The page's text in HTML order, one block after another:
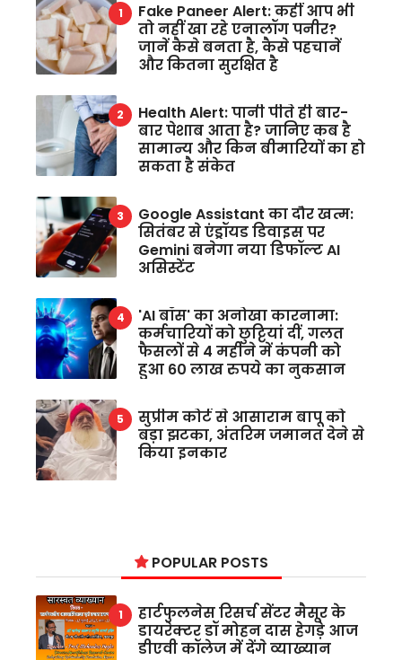
Fake Paneer Alert: कहीं आप भी
तो नहीं खा रहे एनालॉग पनीर?
जानें कैसे बनता है, कैसे पहचानें
और कितना सुरक्षित है
Health Alert: पानी पीते ही बार-
बार पेशाब आता है? जानिए कब है
सामान्य और किन बीमारियों का हो
सकता है संकेत
Google Assistant का दौर खत्म:
सितंबर से एंड्रॉयड डिवाइस पर
Gemini बनेगा नया डिफॉल्ट AI
असिस्टेंट
'AI बॉस' का अनोखा कारनामा:
कर्मचारियों को छुट्टियां दीं, गलत
फैसलों से 4 महीने में कंपनी को
हुआ 60 लाख रुपये का नुकसान
सुप्रीम कोर्ट से आसाराम बापू को
बड़ा झटका, अंतरिम जमानत देने से
किया इनकार
POPULAR POSTS
हार्टफुलनेस रिसर्च सेंटर मैसूर के
डायरेक्टर डॉ मोहन दास हेगड़े आज
डीएवी कॉलेज में देंगे व्याख्यान